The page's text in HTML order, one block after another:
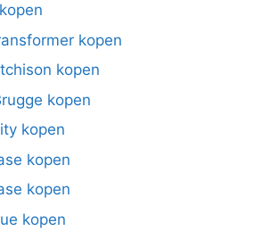
kopen
kopen
kopen
kopen
kopen
kopen
kopen